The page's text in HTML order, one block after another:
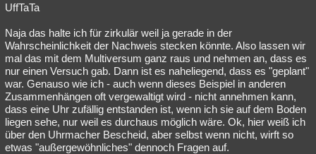
UffTaTa
Naja das halte ich für zirkulär weil ja gerade in der
Wahrscheinlichkeit der Nachweis stecken könnte. Also lassen wir
mal das mit dem Multiversum ganz raus und nehmen an, dass es
nur einen Versuch gab. Dann ist es naheliegend, dass es "geplant"
war. Genauso wie ich - auch wenn dieses Beispiel in anderen
Zusammenhängen oft vergewaltigt wird - nicht annehmen kann,
dass eine Uhr zufällig entstanden ist, wenn ich sie auf dem Boden
liegen sehe, nur weil es durchaus möglich wäre. Ok, hier weiß ich
über den Uhrmacher Bescheid, aber selbst wenn nicht, wirft so
etwas "außergewöhnliches" dennoch Fragen auf.